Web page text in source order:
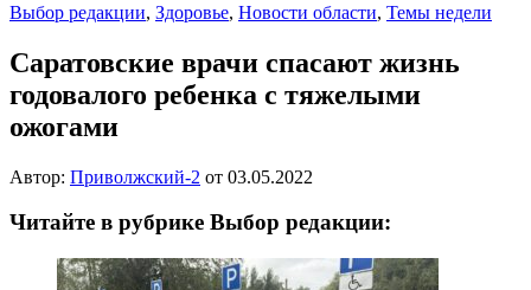
Выбор редакции, Здоровье, Новости области, Темы недели
Саратовские врачи спасают жизнь
годовалого ребенка с тяжелыми
ожогами
Автор: Приволжский-2 от 03.05.2022
Читайте в рубрике Выбор редакции: